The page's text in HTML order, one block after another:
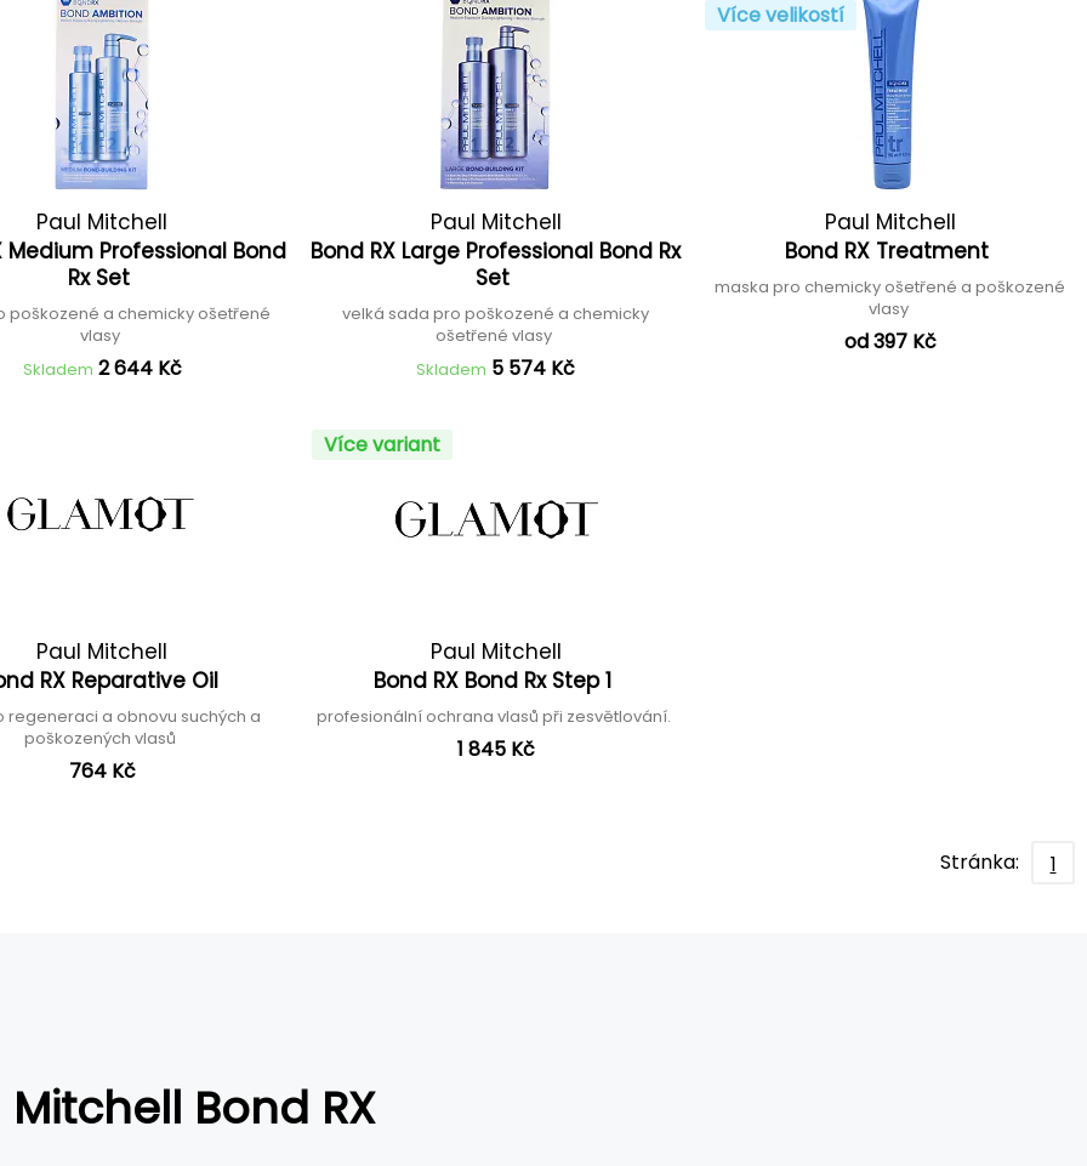
Paul Mitchell
Medium Professional Bond
Rx Set
poškozené a chemicky ošetřené
vlasy
Skladem 2 644 Kč
Paul Mitchell
Bond RX Large Professional Bond Rx
Set
velká sada pro poškozené a chemicky
ošetřené vlasy
Skladem 5 574 Kč
Více velikostí
Paul Mitchell
Bond RX Treatment
maska pro chemicky ošetřené a poškozené
vlasy
od 397 Kč
Paul Mitchell
RX Reparative Oil
regeneraci a obnovu suchých a
poškozených vlasů
764 Kč
Více variant
Paul Mitchell
Bond RX Bond Rx Step 1
profesionální ochrana vlasů při zesvětlování.
1 845 Kč
Stránka: 1
Mitchell Bond RX